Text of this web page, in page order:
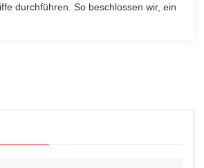
durchführen. So beschlossen wir, ein